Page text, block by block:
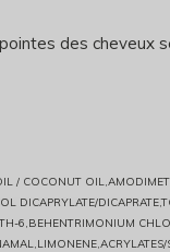
des cheveux
/ COCONUT
DICAPRYLATE/
6,BEHENTRIMONIUM